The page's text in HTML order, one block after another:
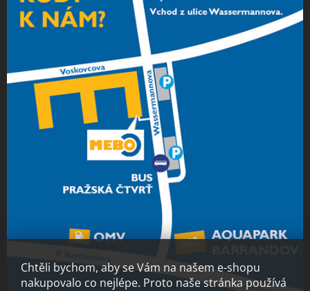
Chtěli bychom, aby se Vám na našem e-shopu
nakupovalo co nejlépe. Proto naše stránka používá